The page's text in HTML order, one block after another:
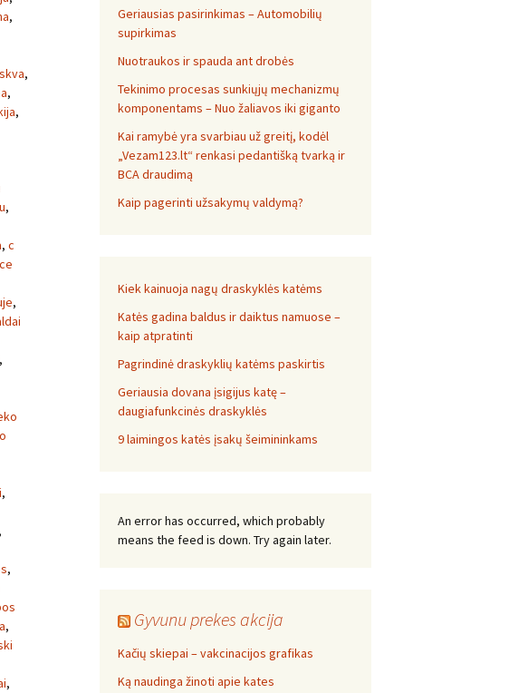
,
,
,
,
,
, c
ce
,
,
,
,
,
,
,
Geriausias pasirinkimas – Automobilių
supirkimas
Nuotraukos ir spauda ant drobės
Tekinimo procesas sunkiųjų mechanizmų
komponentams – Nuo žaliavos iki giganto
Kai ramybė yra svarbiau už greitį, kodėl
„Vezam123.lt“ renkasi pedantišką tvarką ir
BCA draudimą
Kaip pagerinti užsakymų valdymą?
Kiek kainuoja nagų draskyklės katėms
Katės gadina baldus ir daiktus namuose –
kaip atpratinti
Pagrindinė draskyklių katėms paskirtis
Geriausia dovana įsigijus katę –
daugiafunkcinės draskyklės
9 laimingos katės įsakų šeimininkams
An error has occurred, which probably
means the feed is down. Try again later.
Gyvunu prekes akcija
Kačių skiepai – vakcinacijos grafikas
Ką naudinga žinoti apie kates